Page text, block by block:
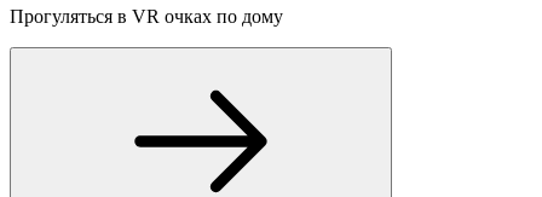
Прогуляться в VR очках по дому